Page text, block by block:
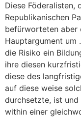
Diese Föderalisten,
Republikanischen
befürworteten aber
Hauptargument
die Risiko ein
ihre diesen
diese des
auf diese weise
durchsetzte, ist
within einer